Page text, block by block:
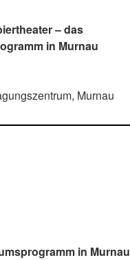
– das
in Murnau
Murnau
in Murnau